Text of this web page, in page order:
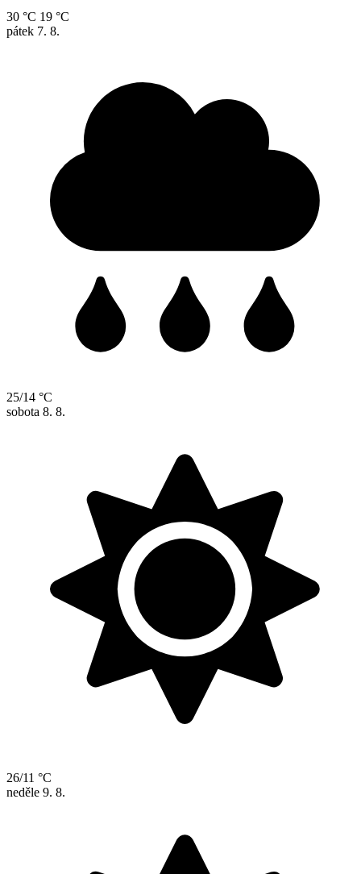
30 °C 19 °C
pátek 7. 8.
25/14 °C
sobota 8. 8.
26/11 °C
neděle 9. 8.